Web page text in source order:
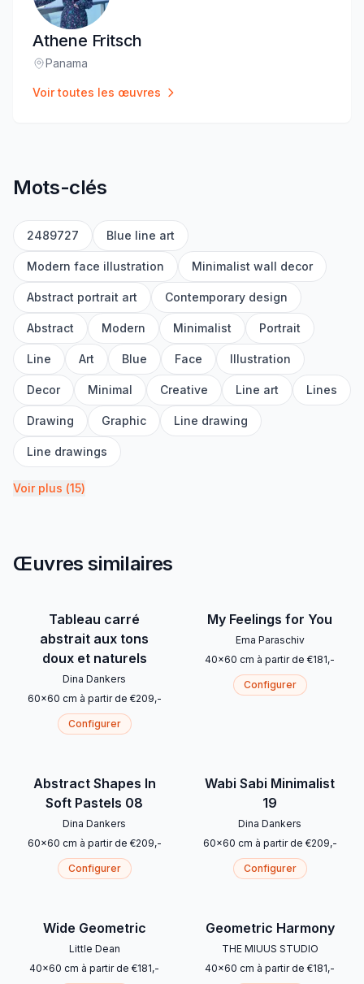
Athene Fritsch
Lieu:
Panama
Voir toutes les œuvres
Mots-clés
2489727 Blue line art
Modern face illustration Minimalist wall decor
Abstract portrait art Contemporary design
Abstract Modern Minimalist Portrait
Line Art Blue Face Illustration
Decor Minimal Creative Line art Lines
Drawing Graphic Line drawing
Line drawings
Voir plus (15)
Œuvres similaires
Tableau carré
abstrait aux tons
doux et naturels
Dina Dankers
60x60 cm à partir de €209,-
Configurer
My Feelings for You
Ema Paraschiv
40x60 cm à partir de €181,-
Configurer
Abstract Shapes In
Soft Pastels 08
Dina Dankers
60x60 cm à partir de €209,-
Configurer
Wabi Sabi Minimalist
19
Dina Dankers
60x60 cm à partir de €209,-
Configurer
Wide Geometric
Little Dean
40x60 cm à partir de €181,-
Geometric Harmony
THE MIUUS STUDIO
40x60 cm à partir de €181,-